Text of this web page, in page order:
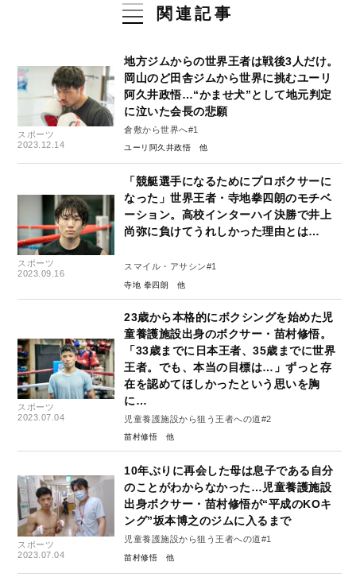
関連記事
スポーツ
2023.12.14
地方ジムからの世界王者は戦後3人だけ。
岡山のど田舎ジムから世界に挑むユーリ
阿久井政悟…“かませ犬”として地元判定
に泣いた会長の悲願
倉敷から世界へ#1
ユーリ阿久井政悟
スポーツ
2023.09.16
「競艇選手になるためにプロボクサーに
なった」世界王者・寺地拳四朗のモチベ
ーション。高校インターハイ決勝で井上
尚弥に負けてうれしかった理由とは…
スマイル・アサシン#1
寺地 拳四朗
スポーツ
2023.07.04
23歳から本格的にボクシングを始めた児
童養護施設出身のボクサー・苗村修悟。
「33歳までに日本王者、35歳までに世界
王者。でも、本当の目標は…」ずっと存
在を認めてほしかったという思いを胸
に…
児童養護施設から狙う王者への道#2
苗村修悟
スポーツ
2023.07.04
10年ぶりに再会した母は息子である自分
のことがわからなかった…児童養護施設
出身ボクサー・苗村修悟が“平成のKOキ
ング”坂本博之のジムに入るまで
児童養護施設から狙う王者への道#1
苗村修悟